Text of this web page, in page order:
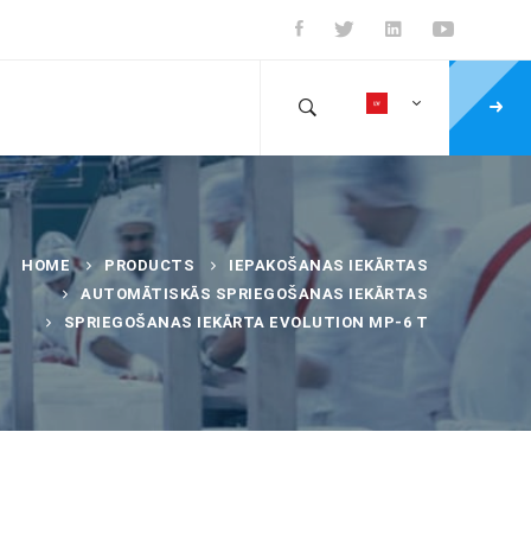
HOME PRODUCTS
IEPAKOŠANAS IEKĀRTAS
AUTOMĀTISKĀS SPRIEGOŠANAS IEKĀRTAS
SPRIEGOŠANAS IEKĀRTA EVOLUTION MP-6 T